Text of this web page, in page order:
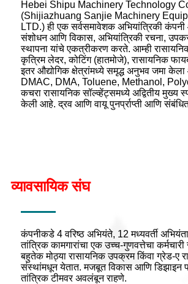
Hebei Shipu Machinery Technology
(Shijiazhuang Sanjie Machinery
LTD.) ही एक सर्वसमावेशक अभियांत्रिकी कंपनी
संशोधन आणि विकास, अभियांत्रिकी रचना,
स्थापना यांचे एकत्रीकरण करते. आम्ही
कृत्रिम लेदर, कोटिंग (हातमोजे), रासायनिक
इतर औद्योगिक क्षेत्रांमध्ये समृद्ध अनुभव जमा
DMAC, DMA, Toluene, Methanol,
कचरा रासायनिक सॉल्व्हेंट्समध्ये अद्वितीय मुख्य
केली आहे. द्रव आणि वायू पुनर्प्राप्ती आणि
व्यावसायिक संघ
कंपनीकडे 4 वरिष्ठ अभियंते, 12 मध्यवर्ती
तांत्रिक कामगारांचा एक उच्च-गुणवत्तेचा
बहुतेक मोठ्या रासायनिक उपक्रम किंवा ग्रेड-ए
संस्थांमधून येतात. मजबूत विकास आणि डिझाइन
तांत्रिक टीमवर अवलंबून राहणे.